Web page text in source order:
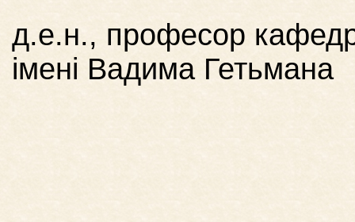
д.е.н., професор
імені Вадима Гетьмана